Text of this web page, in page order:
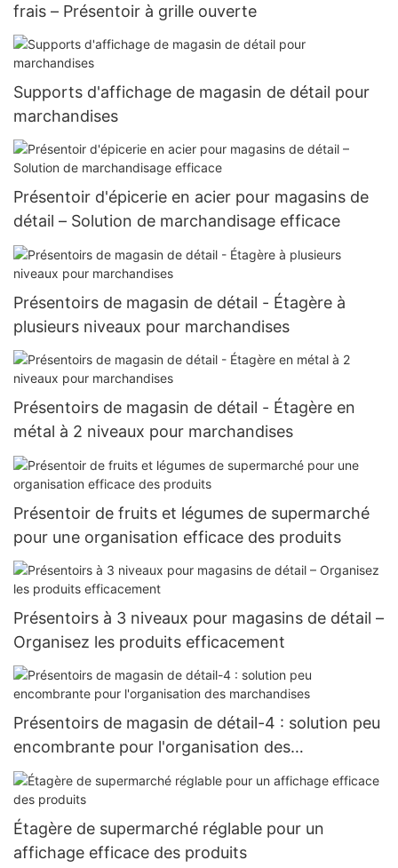
frais – Présentoir à grille ouverte
Supports d'affichage de magasin de détail pour
marchandises
Présentoir d'épicerie en acier pour magasins de
détail – Solution de marchandisage efficace
Présentoirs de magasin de détail - Étagère à
plusieurs niveaux pour marchandises
Présentoirs de magasin de détail - Étagère en
métal à 2 niveaux pour marchandises
Présentoir de fruits et légumes de supermarché
pour une organisation efficace des produits
Présentoirs à 3 niveaux pour magasins de détail –
Organisez les produits efficacement
Présentoirs de magasin de détail-4 : solution peu
encombrante pour l'organisation des
marchandises
Étagère de supermarché réglable pour un
affichage efficace des produits